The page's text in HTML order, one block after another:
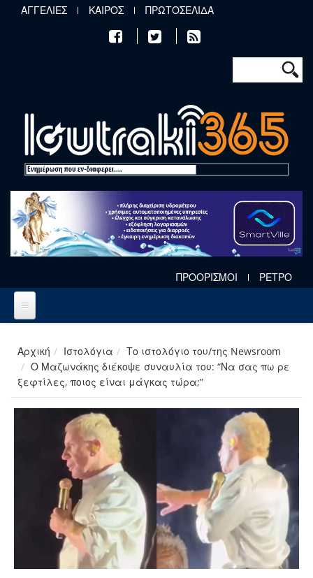
Παράκαμψη προς το κυρίως περιεχόμενο
ΑΓΓΕΛΙΕΣ ΚΑΙΡΟΣ ΠΡΩΤΟΣΕΛΙΔΑ
Φόρμα
Αναζήτηση
ΠΡΟΟΡΙΣΜΟΙ ΡΕΤΡΟ
Αρχική Ιστολόγια
Το ιστολόγιο του/της Newsroom
Ο Μαζωνάκης διέκοψε συναυλία του: “Να σας πω ρε
ξεφτίλες, ποιος είναι μάγκας τώρα;”